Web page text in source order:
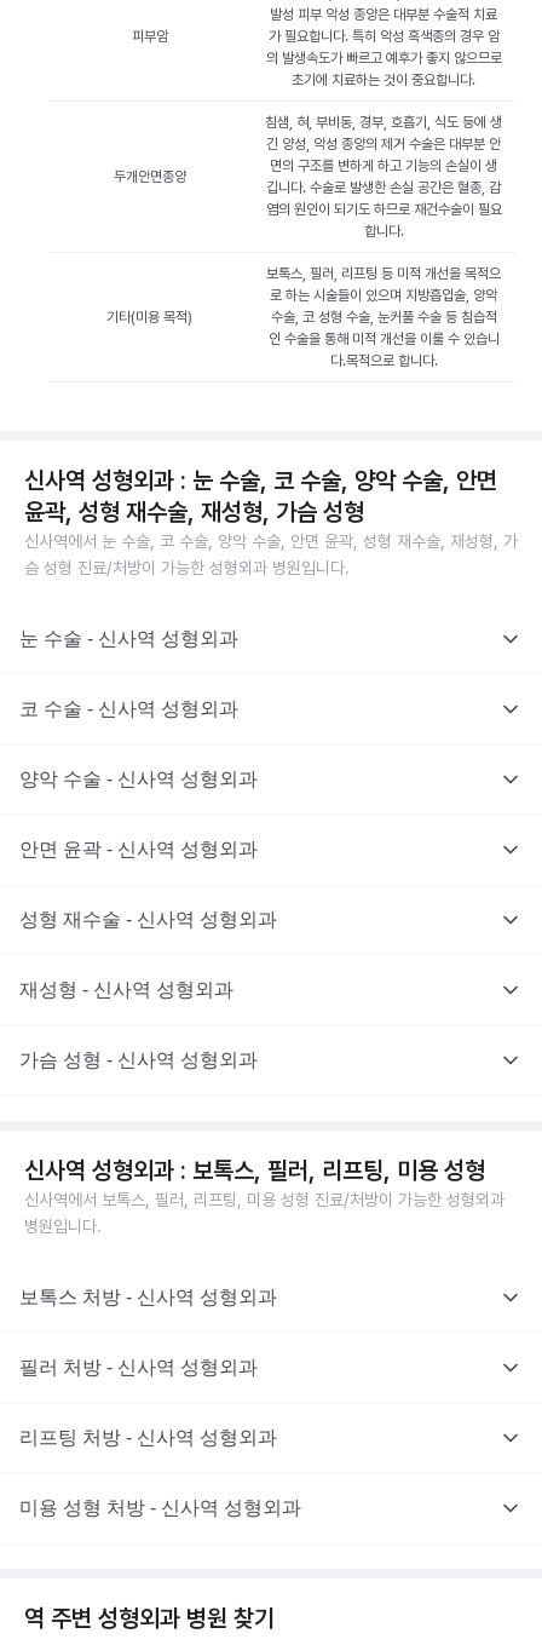
피부암
발성 피부 악성 종양은 대부분 수술적 치료
가 필요합니다. 특히 악성 흑색종의 경우 암
의 발생속도가 빠르고 예후가 좋지 않으므로
초기에 치료하는 것이 중요합니다.
두개안면종양
침샘, 혀, 부비동, 경부, 호흡기, 식도 등에 생
긴 양성, 악성 종양의 제거 수술은 대부분 안
면의 구조를 변하게 하고 기능의 손실이 생
깁니다. 수술로 발생한 손실 공간은 혈종, 감
염의 원인이 되기도 하므로 재건수술이 필요
합니다.
기타(미용 목적)
보톡스, 필러, 리프팅 등 미적 개선을 목적으
로 하는 시술들이 있으며 지방흡입술, 양악
수술, 코 성형 수술, 눈커풀 수술 등 침습적
인 수술을 통해 미적 개선을 이룰 수 있습니
다.목적으로 합니다.
신사역 성형외과 : 눈 수술, 코 수술, 양악 수술, 안면
윤곽, 성형 재수술, 재성형, 가슴 성형
신사역에서 눈 수술, 코 수술, 양악 수술, 안면 윤곽, 성형 재수술, 재성형, 가
슴 성형 진료/처방이 가능한 성형외과 병원입니다.
눈 수술 - 신사역 성형외과
코 수술 - 신사역 성형외과
양악 수술 - 신사역 성형외과
안면 윤곽 - 신사역 성형외과
성형 재수술 - 신사역 성형외과
재성형 - 신사역 성형외과
가슴 성형 - 신사역 성형외과
신사역 성형외과 : 보톡스, 필러, 리프팅, 미용 성형
신사역에서 보톡스, 필러, 리프팅, 미용 성형 진료/처방이 가능한 성형외과
병원입니다.
보톡스 처방 - 신사역 성형외과
필러 처방 - 신사역 성형외과
리프팅 처방 - 신사역 성형외과
미용 성형 처방 - 신사역 성형외과
역 주변 성형외과 병원 찾기